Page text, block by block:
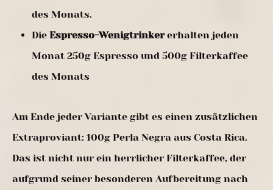
des Monats.
Die Espresso-Wenigtrinkererhalten jeden
Monat 250g Espresso und 500g Filterkaffee
des Monats
Am Ende jeder Variante gibt es einen zusätzlichen
Extraproviant: 100g Perla Negra aus Costa Rica.
Das ist nicht nur ein herrlicher Filterkaffee, der
aufgrund seiner besonderen Aufbereitung nach